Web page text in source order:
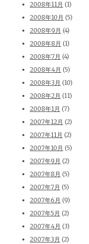
2008年11月 (1)
2008年10月 (5)
2008年9月 (4)
2008年8月 (1)
2008年7月 (4)
2008年4月 (5)
2008年3月 (10)
2008年2月 (11)
2008年1月 (7)
2007年12月 (2)
2007年11月 (2)
2007年10月 (5)
2007年9月 (2)
2007年8月 (5)
2007年7月 (5)
2007年6月 (9)
2007年5月 (2)
2007年4月 (3)
2007年3月 (2)